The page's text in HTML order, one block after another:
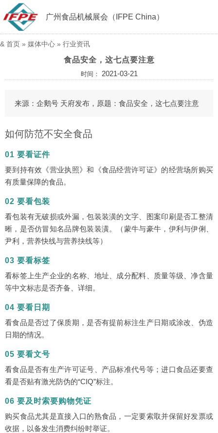
广州食品机械展会（IFPE China）
& 首页 » 媒体中心 » 行业资讯
食品安全，这七点要注意
时间： 2021-03-21
来源：企鹅号 天府发布，原题：食品安全，这七点要注意
如何防范不安全食品
01 要看证件
要到持有效《营业执照》和《食品经营许可证》的经营场所购买
有质量保障的食品。
02 要看包装
看包装有无破损或外漏，包装装潢的文字、图案印刷是否工整清
晰，是否仿冒知名品牌包装装潢。（蒙牛与豪牛，伊利与伊俐、
尹利，营养快线与营养抉线等）
03 要看标签
看标签上生产企业的名称、地址、成分配料、质量等级、净含量
等中文标志是否齐备、详细。
04 要看日期
看食品是否过了保质期，是否有提前标注生产日期或涂改、伪造
日期的情况。
05 要看文号
看食品是否有生产许可证号、产品标准代号等；进口食品还要查
看是否贴有激光防伪的“CIQ”标注。
06 要及时索要购物凭证
购买食品尤其是直接入口的熟食品，一定要索取并保留好发票或
收据，以备发生消费纠纷时举证。